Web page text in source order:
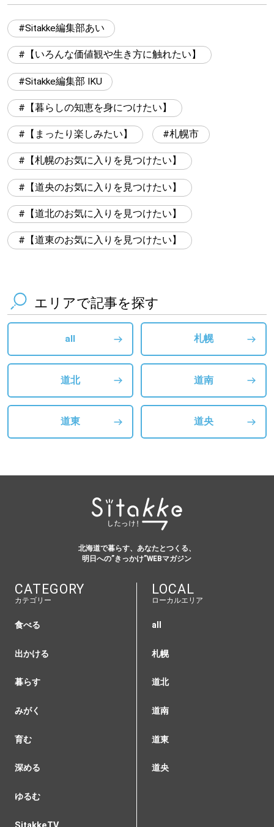
Sitakke編集部あい
【いろんな価値観や生き方に触れたい】
Sitakke編集部 IKU
【暮らしの知恵を身につけたい】
【まったり楽しみたい】 札幌市
【札幌のお気に入りを見つけたい】
【道央のお気に入りを見つけたい】
【道北のお気に入りを見つけたい】
【道東のお気に入りを見つけたい】
エリアで記事を探す
all 札幌
道北 道南
道東 道央
北海道で暮らす、あなたとつくる、
明日への”きっかけ”WEBマガジン
CATEGORY
カテゴリー
食べる
出かける
暮らす
みがく
育む
深める
ゆるむ
SitakkeTV
LOCAL
ローカルエリア
all
札幌
道北
道南
道東
道央